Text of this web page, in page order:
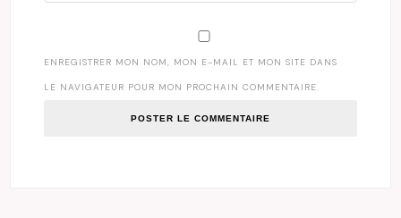
ENREGISTRER MON NOM, MON E-MAIL ET MON SITE DANS
LE NAVIGATEUR POUR MON PROCHAIN COMMENTAIRE.